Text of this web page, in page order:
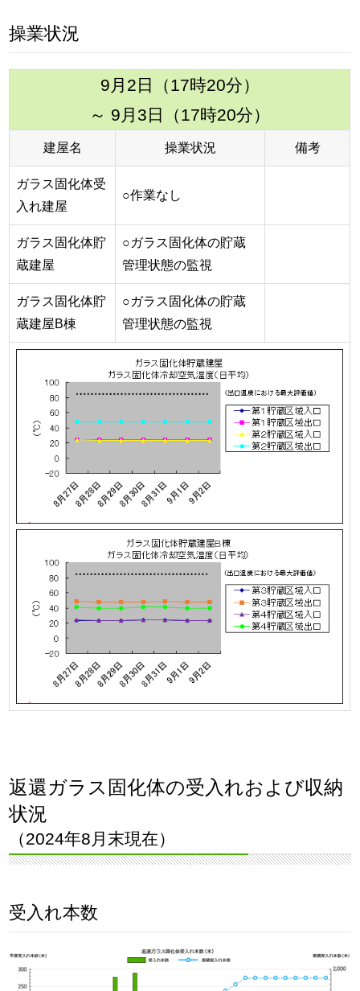
操業状況
9月2日（17時20分）
～ 9月3日（17時20分）
建屋名 操業状況 備考
ガラス固化体受
入れ建屋
○作業なし
ガラス固化体貯
蔵建屋
○ガラス固化体の貯蔵
管理状態の監視
ガラス固化体貯
蔵建屋B棟
○ガラス固化体の貯蔵
管理状態の監視
返還ガラス固化体の受入れおよび収納
状況
（2024年8月末現在）
受入れ本数